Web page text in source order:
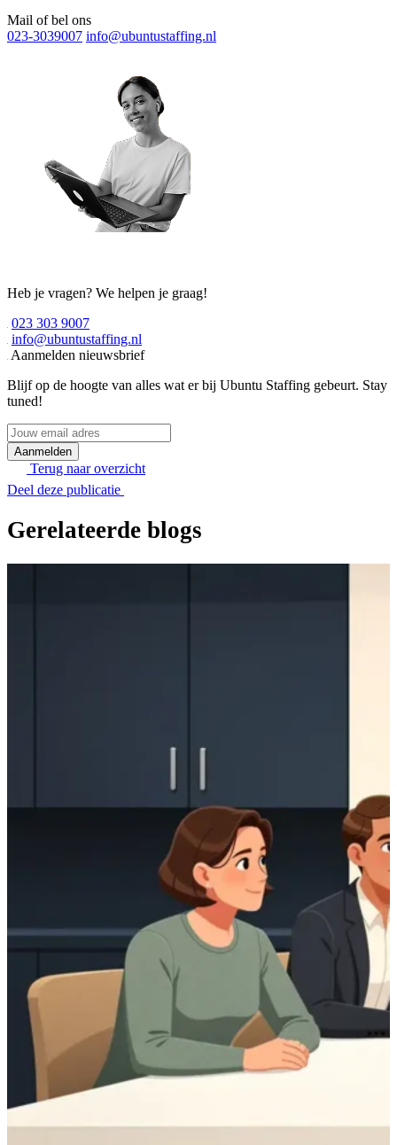
Mail of bel ons
023-3039007 info@ubuntustaffing.nl
Heb je vragen? We helpen je graag!
023 303 9007
info@ubuntustaffing.nl
Aanmelden nieuwsbrief
Blijf op de hoogte van alles wat er bij Ubuntu Staffing gebeurt. Stay
tuned!
Jouw
email
adresTerug naar overzicht
Deel deze publicatie
Gerelateerde blogs